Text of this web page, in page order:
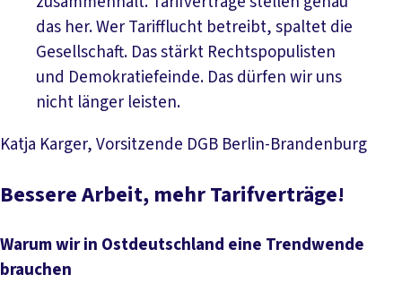
das her. Wer Tarifflucht betreibt, spaltet die
Gesellschaft. Das stärkt Rechtspopulisten
und Demokratiefeinde. Das dürfen wir uns
nicht länger leisten.
Katja Karger, Vorsitzende DGB Berlin-Brandenburg
Bessere Arbeit, mehr Tarifverträge!
Warum wir in Ostdeutschland eine Trendwende
brauchen